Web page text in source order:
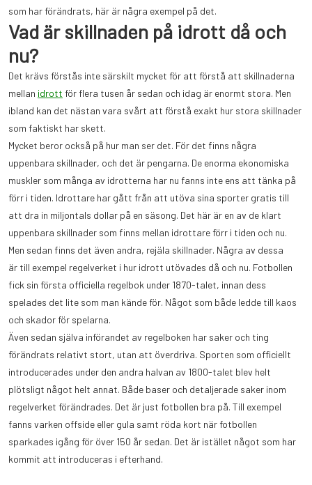
som har förändrats, här är några exempel på det.
Vad är skillnaden på idrott då och
nu?
Det krävs förstås inte särskilt mycket för att förstå att skillnaderna
mellan idrott för flera tusen år sedan och idag är enormt stora. Men
ibland kan det nästan vara svårt att förstå exakt hur stora skillnader
som faktiskt har skett.
Mycket beror också på hur man ser det. För det finns några
uppenbara skillnader, och det är pengarna. De enorma ekonomiska
muskler som många av idrotterna har nu fanns inte ens att tänka på
förr i tiden. Idrottare har gått från att utöva sina sporter gratis till
att dra in miljontals dollar på en säsong. Det här är en av de klart
uppenbara skillnader som finns mellan idrottare förr i tiden och nu.
Men sedan finns det även andra, rejäla skillnader. Några av dessa
är till exempel regelverket i hur idrott utövades då och nu. Fotbollen
fick sin första officiella regelbok under 1870-talet, innan dess
spelades det lite som man kände för. Något som både ledde till kaos
och skador för spelarna.
Även sedan själva införandet av regelboken har saker och ting
förändrats relativt stort, utan att överdriva. Sporten som officiellt
introducerades under den andra halvan av 1800-talet blev helt
plötsligt något helt annat. Både baser och detaljerade saker inom
regelverket förändrades. Det är just fotbollen bra på. Till exempel
fanns varken offside eller gula samt röda kort när fotbollen
sparkades igång för över 150 år sedan. Det är istället något som har
kommit att introduceras i efterhand.